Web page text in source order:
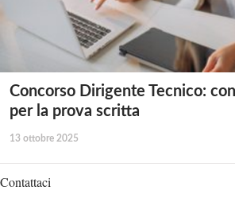
Concorso Dirigente Tecnico:
per la prova scritta
13 ottobre 2025
Contattaci